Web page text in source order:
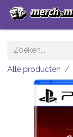
Alle producten